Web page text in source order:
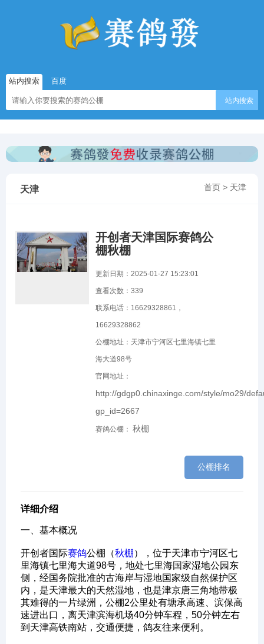
站内搜索 百度
站内搜索
首页 > 天津
天津
开创者天津国际赛鸽公
棚秋棚
更新日期：2025-01-27 15:23:01
查看次数： 339
联系电话：16629328861，
16629328862
公棚地址：天津市宁河区七里海镇七里
海大道98号
官网地址：
http://gdgp0.chinaxinge.com/style/mo29/
gp_id=2667
赛鸽公棚： 秋棚
公棚排名
详细介绍
一、基本概况‌
开创者国际赛鸽公棚（秋棚 ），位于天津市宁河区七
里海镇七里海大道98号，地处七里海国家湿地公园东
侧，经国务院批准的古海岸与湿地国家级自然保护区
内，是天津最大的天然湿地，也是津京唐三角地带极
其难得的一片绿洲，公棚2公里处有塘承高速、滨保高
速进出口，离天津滨海机场40分钟车程，50分钟左右
到天津高铁南站，交通便捷，鸽友往来便利。